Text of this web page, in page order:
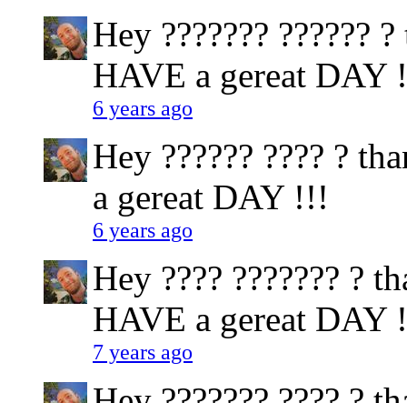
Hey ???????
HAVE a gereat DAY
6 years ago
Hey ?????? ???? ?
a gereat DAY !!!
6 years ago
Hey ???? ??????? ?
HAVE a gereat DAY
7 years ago